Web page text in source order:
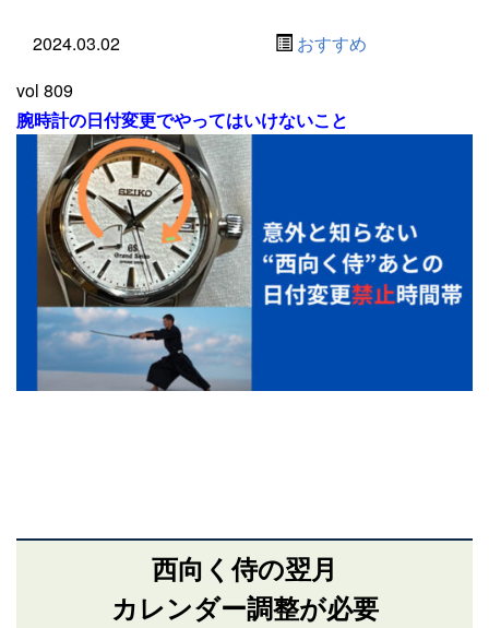
2024.03.02
おすすめ
vol 809
腕時計の日付変更でやってはいけないこと
西向く侍の翌月
カレンダー調整が必要